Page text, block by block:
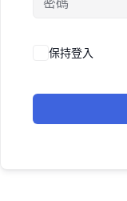
保持登入